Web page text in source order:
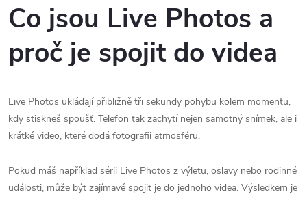
Co jsou Live Photos a
proč je spojit do videa
Live Photos ukládají přibližně tři sekundy pohybu kolem momentu,
kdy stiskneš spoušť. Telefon tak zachytí nejen samotný snímek, ale i
krátké video, které dodá fotografii atmosféru.
Pokud máš například sérii Live Photos z výletu, oslavy nebo rodinné
události, může být zajímavé spojit je do jednoho videa. Výsledkem je